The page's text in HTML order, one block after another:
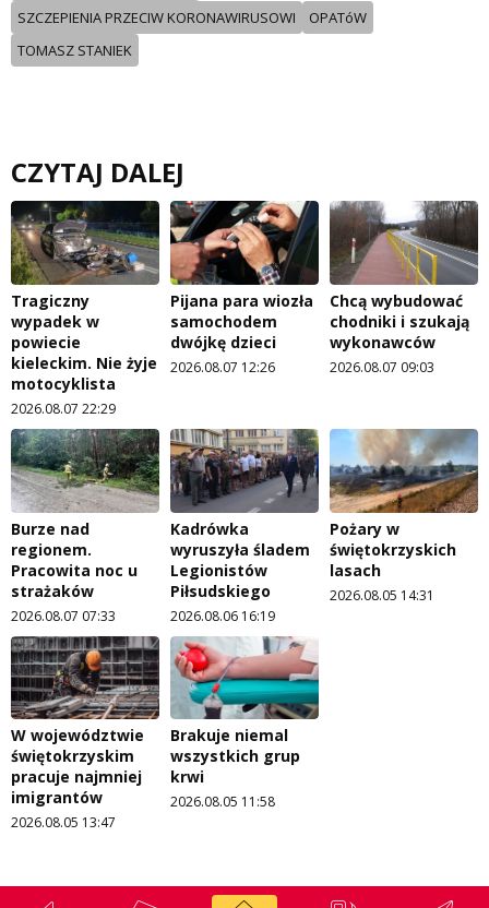
SZCZEPIENIA PRZECIW KORONAWIRUSOWI
OPATóW
TOMASZ STANIEK
CZYTAJ DALEJ
Tragiczny
wypadek w
powiecie
kieleckim. Nie żyje
motocyklista
2026.08.07 22:29
Pijana para wiozła
samochodem
dwójkę dzieci
2026.08.07 12:26
Chcą wybudować
chodniki i szukają
wykonawców
2026.08.07 09:03
Burze nad
regionem.
Pracowita noc u
strażaków
2026.08.07 07:33
Kadrówka
wyruszyła śladem
Legionistów
Piłsudskiego
2026.08.06 16:19
Pożary w
świętokrzyskich
lasach
2026.08.05 14:31
W województwie
świętokrzyskim
pracuje najmniej
imigrantów
2026.08.05 13:47
Brakuje niemal
wszystkich grup
krwi
2026.08.05 11:58